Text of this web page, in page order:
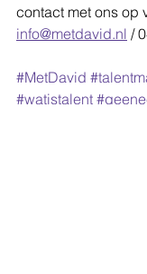
contact met ons op
info@metdavid.nl /
#MetDavid
#watistalent